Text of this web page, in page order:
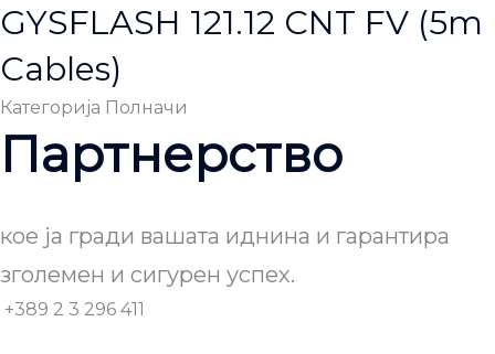
GYSFLASH 121.12 CNT FV (5m
Cables)
Категорија Полначи
Партнерство
кое ја гради вашата иднина и гарантира
зголемен и сигурен успех.
+389 2 3 296 411